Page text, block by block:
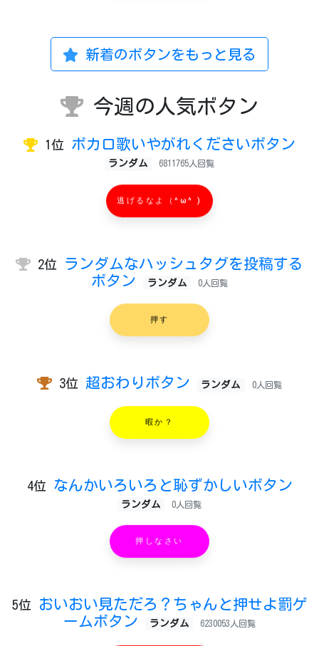
新着のボタンをもっと見る
今週の人気ボタン
1位 ボカロ歌いやがれくださいボタン
ランダム 6811765人回覧
逃げるなよ（^ω^ )
2位
ランダムなハッシュタグを投稿する
ボタン
ランダム 0人回覧
押す
3位 超おわりボタン ランダム 0人回覧
暇か？
4位 なんかいろいろと恥ずかしいボタン
ランダム 0人回覧
押しなさい
5位
おいおい見ただろ？ちゃんと押せよ罰ゲ
ームボタン
ランダム 6230053人回覧